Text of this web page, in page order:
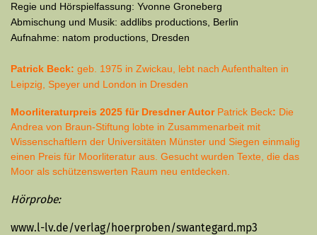
Regie und Hörspielfassung: Yvonne Groneberg
Abmischung und Musik: addlibs productions, Berlin
Aufnahme: natom productions, Dresden
Patrick Beck: geb. 1975 in Zwickau, lebt nach Aufenthalten in
Leipzig, Speyer und London in Dresden
Moorliteraturpreis 2025 für Dresdner Autor Patrick Beck: Die
Andrea von Braun-Stiftung lobte in Zusammenarbeit mit
Wissenschaftlern der Universitäten Münster und Siegen einmalig
einen Preis für Moorliteratur aus. Gesucht wurden Texte, die das
Moor als schützenswerten Raum neu entdecken.
Hörprobe:
www.l-lv.de/verlag/hoerproben/swantegard.mp3